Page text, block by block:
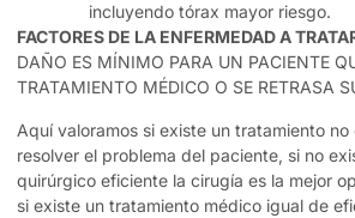
incluyendo tórax mayor riesgo.
FACTORES DE LA ENFERMEDAD A
DAÑO ES MÍNIMO PARA UN PACIENTE
TRATAMIENTO MÉDICO O SE RETRASA
Aquí valoramos si existe un tratamiento
resolver el problema del paciente, si no
quirúrgico eficiente la cirugía es la mejor
si existe un tratamiento médico igual de